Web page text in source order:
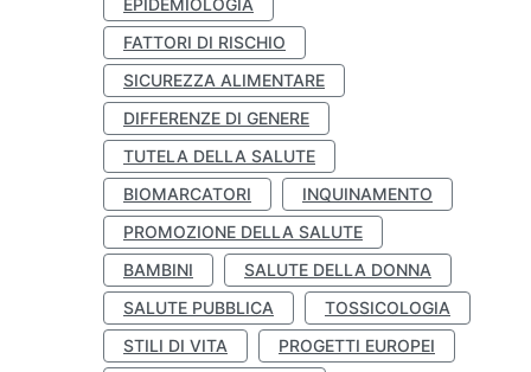
EPIDEMIOLOGIA
FATTORI DI RISCHIO
SICUREZZA ALIMENTARE
DIFFERENZE DI GENERE
TUTELA DELLA SALUTE
BIOMARCATORI
INQUINAMENTO
PROMOZIONE DELLA SALUTE
BAMBINI
SALUTE DELLA DONNA
SALUTE PUBBLICA
TOSSICOLOGIA
STILI DI VITA
PROGETTI EUROPEI